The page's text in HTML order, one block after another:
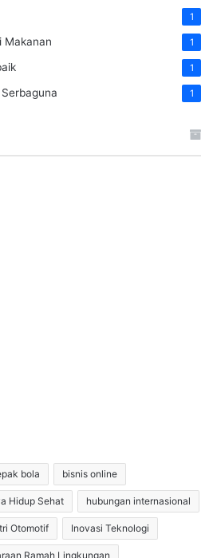
1
Makanan 1
1
1
bola bisnis online
Hidup Sehat hubungan internasional
Otomotif Inovasi Teknologi
Ramah Lingkungan